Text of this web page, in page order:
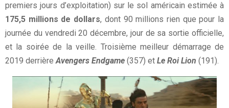
premiers jours d’exploitation) sur le sol américain estimée à
175,5 millions de dollars, dont 90 millions rien que pour la
journée du vendredi 20 décembre, jour de sa sortie officielle,
et la soirée de la veille. Troisième meilleur démarrage de
2019 derrièreAvengers Endgame (357) et Le Roi Lion (191).